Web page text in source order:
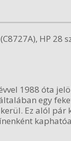
HP 28
1988 óta
egy
Ez alól pár